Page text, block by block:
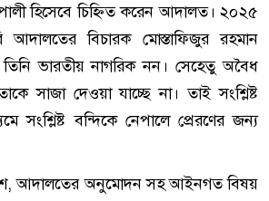
হিসেবে চিহ্নিত করেন আদালত। ২০২৫
আদালতের বিচারক মোস্তাফিজুর রহমান
ভারতীয় নাগরিক নন। সেহেতু অবৈধ
সাজা দেওয়া যাচ্ছে না। তাই সংশ্লিষ্ট
সংশ্লিষ্ট বন্দিকে নেপালে প্রেরণের জন্য
আদালতের অনুমোদন সহ আইনগত বিষয়